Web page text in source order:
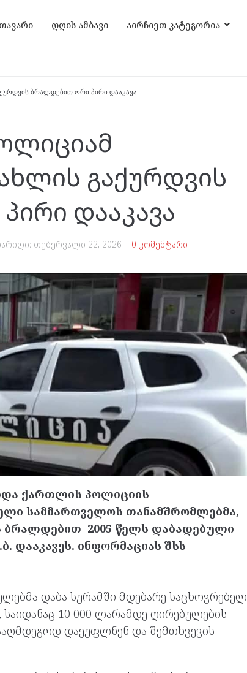
დღის ამბავი აირჩიეთ კატეგორია
ბრალდებით ორი პირი დააკავა
გაქურდვის
დააკავა
თებერვალი 22, 2026 0 კომენტარი
ქართლის პოლიციის
სამმართველოს თანამშრომლებმა,
2005 წელს დაბადებული
დააკავეს. ინფორმაციას შსს
დაბა სურამში მდებარე საცხოვრებელ
10 000 ლარამდე ღირებულების
დაეუფლნენ და შემთხვევის